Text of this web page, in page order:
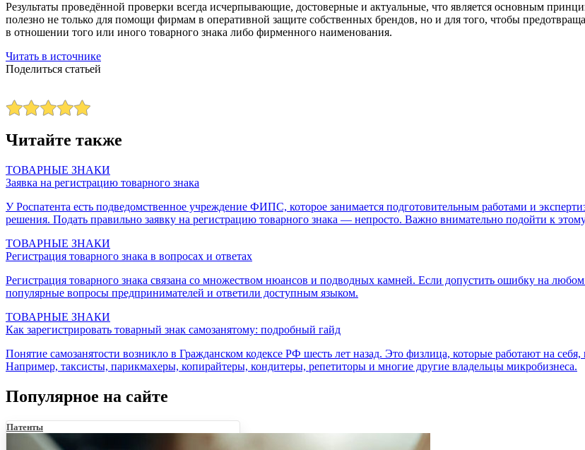
Результаты проведённой проверки всегда исчерпывающие, достоверные и актуальные, что является основным
полезно не только для помощи фирмам в оперативной защите собственных брендов, но и для того, чтобы
в отношении того или иного товарного знака либо фирменного наименования.
Читать в источнике
Поделиться статьей
Читайте также
ТОВАРНЫЕ ЗНАКИ
Заявка на регистрацию товарного знака
У Роспатента есть подведомственное учреждение ФИПС, которое занимается подготовительным работами и
решения. Подать правильно заявку на регистрацию товарного знака — непросто. Важно внимательно подойти к
ТОВАРНЫЕ ЗНАКИ
Регистрация товарного знака в вопросах и ответах
Регистрация товарного знака связана со множеством нюансов и подводных камней. Если допустить ошибку на
популярные вопросы предпринимателей и ответили доступным языком.
ТОВАРНЫЕ ЗНАКИ
Как зарегистрировать товарный знак самозанятому: подробный гайд
Понятие самозанятости возникло в Гражданском кодексе РФ шесть лет назад. Это физлица, которые работают на
Например, таксисты, парикмахеры, копирайтеры, кондитеры, репетиторы и многие другие владельцы микробизнеса.
Популярное на сайте
Патенты